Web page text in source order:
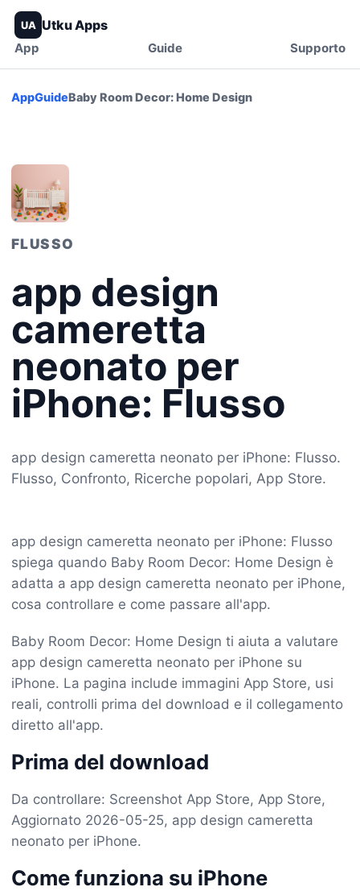
UA Utku Apps
App Guide Supporto
AppGuideBaby Room Decor: Home Design
FLUSSO
app design
cameretta
neonato per
iPhone: Flusso
app design cameretta neonato per iPhone: Flusso.
Flusso, Confronto, Ricerche popolari, App Store.
app design cameretta neonato per iPhone: Flusso
spiega quando Baby Room Decor: Home Design è
adatta a app design cameretta neonato per iPhone,
cosa controllare e come passare all'app.
Baby Room Decor: Home Design ti aiuta a valutare
app design cameretta neonato per iPhone su
iPhone. La pagina include immagini App Store, usi
reali, controlli prima del download e il collegamento
diretto all'app.
Prima del download
Da controllare: Screenshot App Store, App Store,
Aggiornato 2026-05-25, app design cameretta
neonato per iPhone.
Come funziona su iPhone